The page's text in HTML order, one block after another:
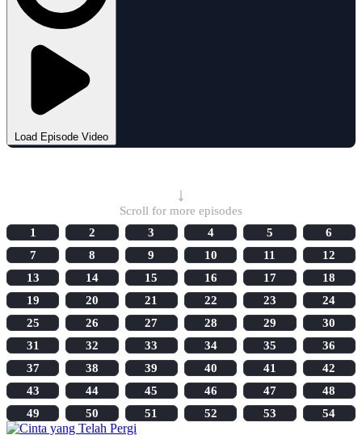
Load Episode Video
↓
Scroll for more episodes
1
2 3 4 5
6
7
8 9 10 11
12
13
14 15 16 17
18
19
20 21 22 23
24
25
26 27 28 29
30
31
32 33 34 35
36
37
38 39 40 41
42
43
44 45 46 47
48
49
50 51 52 53 54